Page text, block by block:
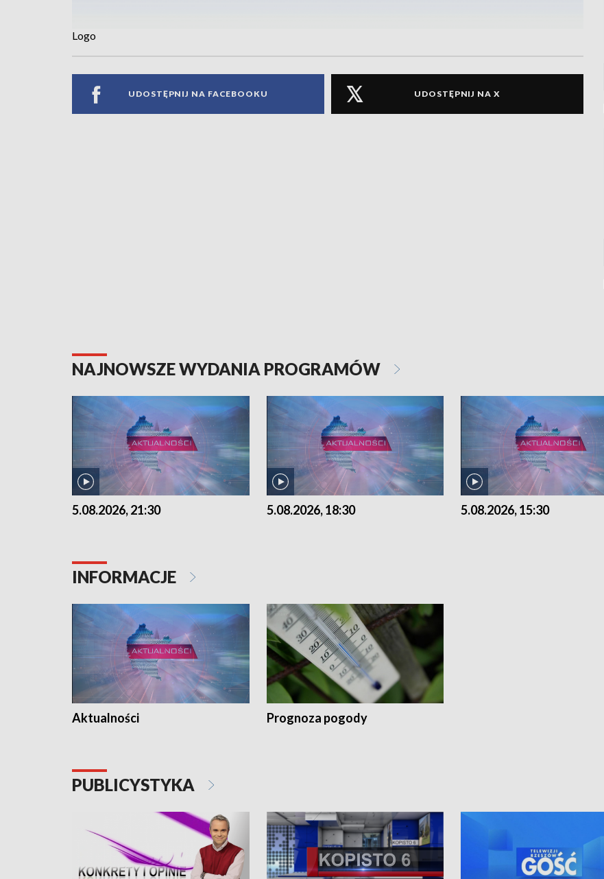
Logo
UDOSTĘPNIJ NA FACEBOOKU UDOSTĘPNIJ NA X
NAJNOWSZE WYDANIA PROGRAMÓW
5.08.2026, 21:30 5.08.2026, 18:30 5.08.2026, 15:30
INFORMACJE
Aktualności Prognoza pogody
PUBLICYSTYKA